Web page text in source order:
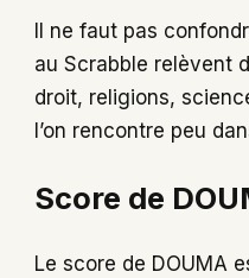
Il ne faut pas
au Scrabble relèvent
droit, religions,
l’on rencontre peu
Score de
Le score de DOUMA